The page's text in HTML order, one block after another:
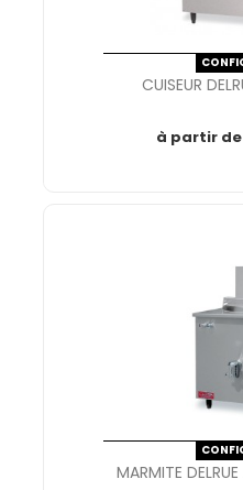
CUISEUR
à partir de